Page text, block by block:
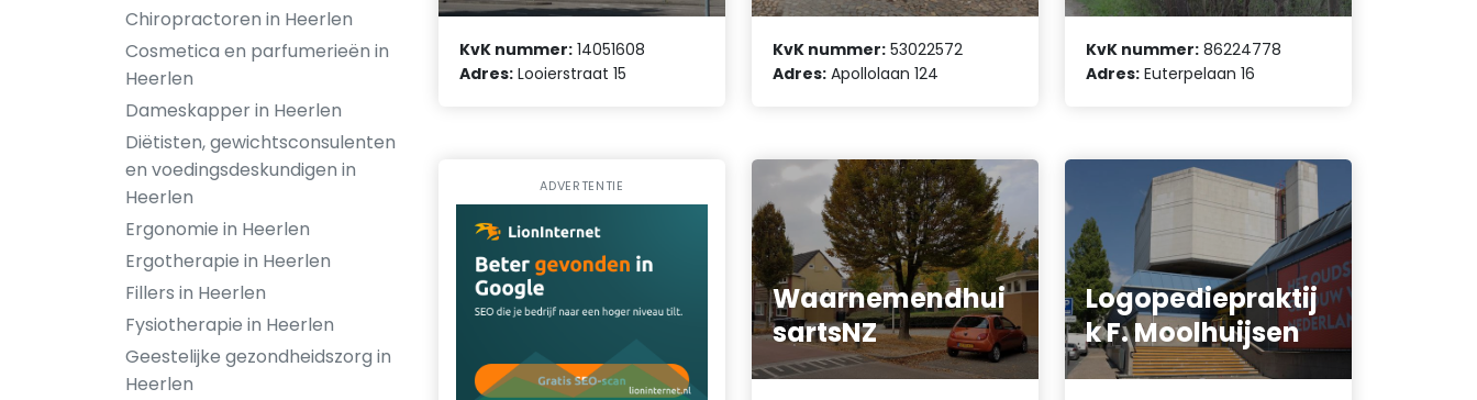
Chiropractoren in Heerlen
Cosmetica en parfumerieën in
Heerlen
Dameskapper in Heerlen
Diëtisten, gewichtsconsulenten
en voedingsdeskundigen in
Heerlen
Ergonomie in Heerlen
Ergotherapie in Heerlen
Fillers in Heerlen
Fysiotherapie in Heerlen
Geestelijke gezondheidszorg in
Heerlen
KvK nummer: 14051608
Adres: Looierstraat 15
KvK nummer: 53022572
Adres: Apollolaan 124
KvK nummer: 86224778
Adres: Euterpelaan 16
ADVERTENTIE
Waarnemendhui
sartsNZ
Logopediepraktij
k F. Moolhuijsen